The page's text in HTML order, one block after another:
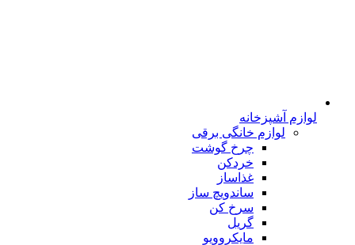
لوازم آشپزخانه
لوازم خانگی برقی
چرخ گوشت
خردکن
غذاساز
ساندویچ ساز
سرخ کن
گریل
مایکروویو